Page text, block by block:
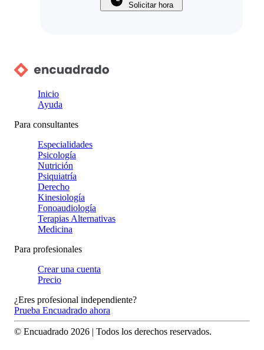
Solicitar hora
Inicio
Ayuda
Para consultantes
Especialidades
Psicología
Nutrición
Psiquiatría
Derecho
Kinesiología
Fonoaudiología
Terapias Alternativas
Medicina
Para profesionales
Crear una cuenta
Precio
¿Eres profesional independiente?
Prueba Encuadrado ahora
© Encuadrado 2026 | Todos los derechos reservados.